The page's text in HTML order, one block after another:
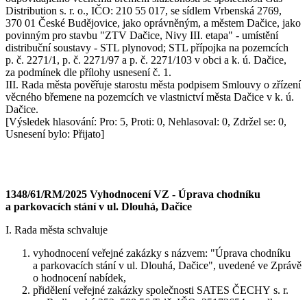
Distribution s. r. o., IČO: 210 55 017, se sídlem Vrbenská 2769,
370 01 České Budějovice, jako oprávněným, a městem Dačice, jako
povinným pro stavbu "ZTV Dačice, Nivy III. etapa" - umístění
distribuční soustavy - STL plynovod; STL přípojka na pozemcích
p. č. 2271/1, p. č. 2271/97 a p. č. 2271/103 v obci a k. ú. Dačice,
za podmínek dle přílohy usnesení č. 1.
III. Rada města pověřuje starostu města podpisem Smlouvy o zřízení
věcného břemene na pozemcích ve vlastnictví města Dačice v k. ú.
Dačice.
[Výsledek hlasování: Pro: 5, Proti: 0, Nehlasoval: 0, Zdržel se: 0,
Usnesení bylo: Přijato]
1348/61/RM/2025 Vyhodnocení VZ - Úprava chodníku
a parkovacích stání v ul. Dlouhá, Dačice
I. Rada města schvaluje
vyhodnocení veřejné zakázky s názvem: "Úprava chodníku
a parkovacích stání v ul. Dlouhá, Dačice", uvedené ve Zprávě
o hodnocení nabídek,
přidělení veřejné zakázky společnosti SATES ČECHY s. r.